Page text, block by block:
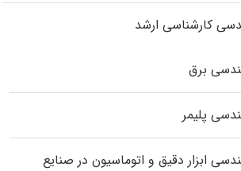
کارشناسی ارشد
برق
پلیمر
ابزار دقیق و اتوماسیون در صنایع